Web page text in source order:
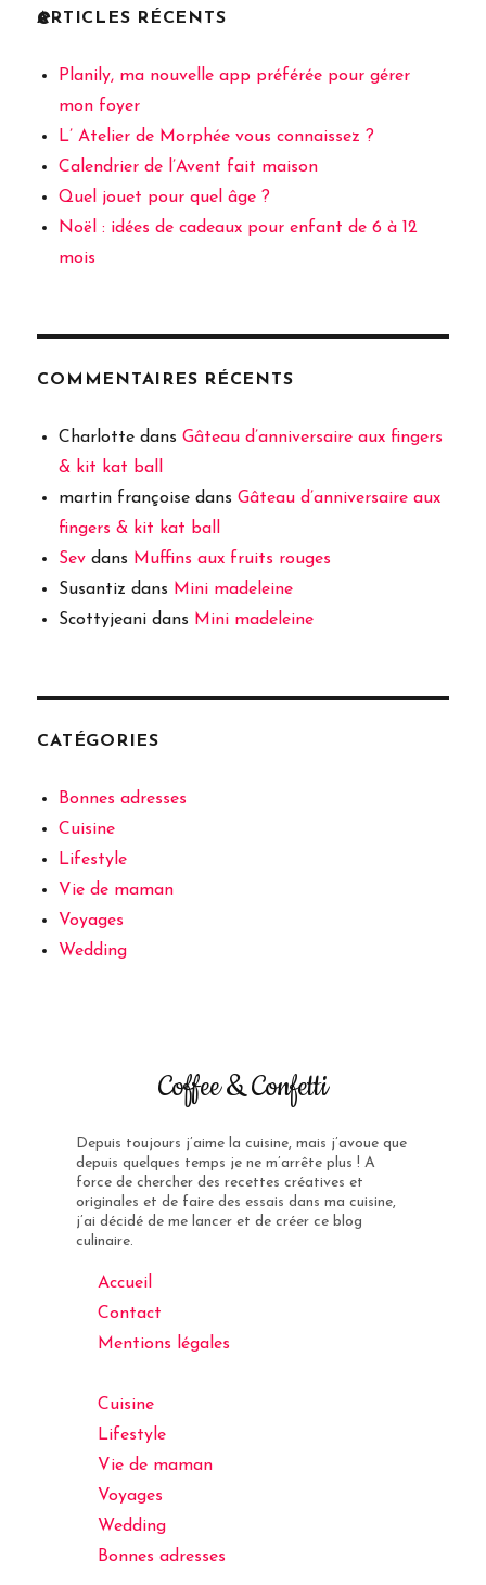
e
ARTICLES RÉCENTS
Planily, ma nouvelle app préférée pour gérer
mon foyer
L’ Atelier de Morphée vous connaissez ?
Calendrier de l’Avent fait maison
Quel jouet pour quel âge ?
Noël : idées de cadeaux pour enfant de 6 à 12
mois
COMMENTAIRES RÉCENTS
Charlotte dansGâteau d’anniversaire aux fingers
& kit kat ball
martin françoise dansGâteau d’anniversaire aux
fingers & kit kat ball
Sev dans Muffins aux fruits rouges
Susantiz dans Mini madeleine
Scottyjeani dans Mini madeleine
CATÉGORIES
Bonnes adresses
Cuisine
Lifestyle
Vie de maman
Voyages
Wedding
Coffee & Confetti
Depuis toujours j’aime la cuisine, mais j’avoue que
depuis quelques temps je ne m’arrête plus ! A
force de chercher des recettes créatives et
originales et de faire des essais dans ma cuisine,
j’ai décidé de me lancer et de créer ce blog
culinaire.
Accueil
Contact
Mentions légales
Cuisine
Lifestyle
Vie de maman
Voyages
Wedding
Bonnes adresses